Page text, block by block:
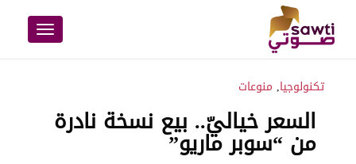
Toggle
navigation
تكنولوجيا, منوعات
السعر خياليّ.. بيع نسخة نادرة
من “سوبر ماريو”